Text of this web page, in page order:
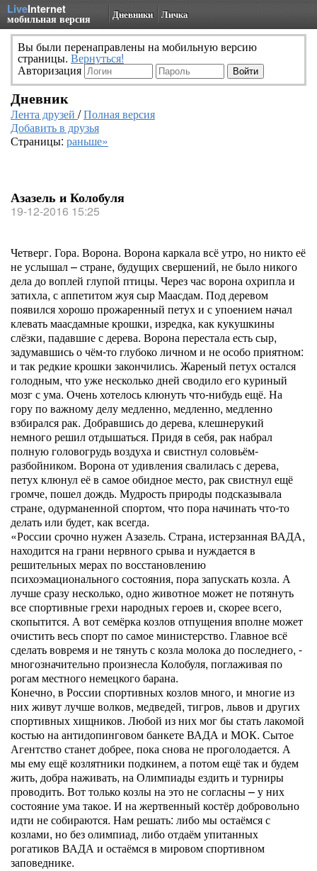
LiveInternet
мобильная версия Дневники Личка
Вы были перенаправлены на мобильную версию
страницы. Вернуться!
Авторизация
Дневник
Лента друзей /Полная версия
Добавить в друзья
Страницы: раньше»
Азазель и Колобуля
19-12-2016 15:25
Четверг. Гора. Ворона. Ворона каркала всё утро, но никто её
не услышал – стране, будущих свершений, не было никого
дела до воплей глупой птицы. Через час ворона охрипла и
затихла, с аппетитом жуя сыр Маасдам. Под деревом
появился хорошо прожаренный петух и с упоением начал
клевать маасдамные крошки, изредка, как кукушкины
слёзки, падавшие с дерева. Ворона перестала есть сыр,
задумавшись о чём-то глубоко личном и не особо приятном:
и так редкие крошки закончились. Жареный петух остался
голодным, что уже несколько дней сводило его куриный
мозг с ума. Очень хотелось клюнуть что-нибудь ещё. На
гору по важному делу медленно, медленно, медленно
взбирался рак. Добравшись до дерева, клешнерукий
немного решил отдышаться. Придя в себя, рак набрал
полную головогрудь воздуха и свистнул соловьём-
разбойником. Ворона от удивления свалилась с дерева,
петух клюнул её в самое обидное место, рак свистнул ещё
громче, пошел дождь. Мудрость природы подсказывала
стране, одурманенной спортом, что пора начинать что-то
делать или будет, как всегда.
«России срочно нужен Азазель. Страна, истерзанная ВАДА,
находится на грани нервного срыва и нуждается в
решительных мерах по восстановлению
психоэмационального состояния, пора запускать козла. А
лучше сразу несколько, одно животное может не потянуть
все спортивные грехи народных героев и, скорее всего,
скопытится. А вот семёрка козлов отпущения вполне может
очистить весь спорт по самое министерство. Главное всё
сделать вовремя и не тянуть с козла молока до последнего, -
многозначительно произнесла Колобуля, поглаживая по
рогам местного немецкого барана.
Конечно, в России спортивных козлов много, и многие из
них живут лучше волков, медведей, тигров, львов и других
спортивных хищников. Любой из них мог бы стать лакомой
костью на антидопинговом банкете ВАДА и МОК. Сытое
Агентство станет добрее, пока снова не проголодается. А
мы ему ещё козлятники подкинем, а потом ещё так и будем
жить, добра наживать, на Олимпиады ездить и турниры
проводить. Вот только козлы на это не согласны – у них
состояние ума такое. И на жертвенный костёр добровольно
идти не собираются. Нам решать: либо мы остаёмся с
козлами, но без олимпиад, либо отдаём упитанных
рогатиков ВАДА и остаёмся в мировом спортивном
заповеднике.